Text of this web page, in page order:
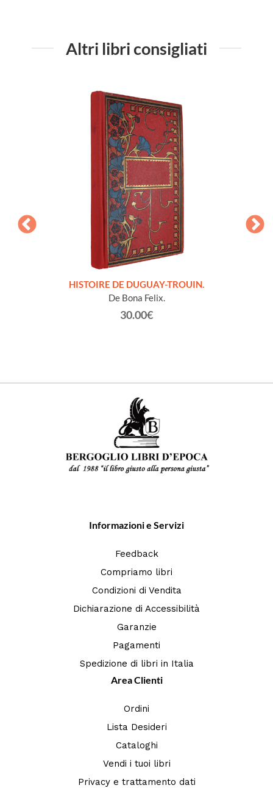
Altri libri consigliati
HISTOIRE DE DUGUAY-TROUIN.
De Bona Felix.
30.00€
Informazioni e Servizi
Feedback
Compriamo libri
Condizioni di Vendita
Dichiarazione di Accessibilità
Garanzie
Pagamenti
Spedizione di libri in Italia
Area Clienti
Ordini
Lista Desideri
Cataloghi
Vendi i tuoi libri
Privacy e trattamento dati